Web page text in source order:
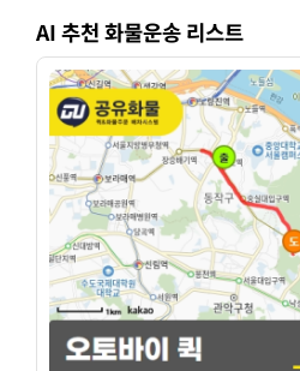
AI 추천 화물운송 리스트